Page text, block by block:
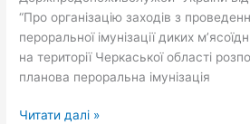
“Про організацію заходів з
пероральної імунізації диких
на території Черкаської області
планова пероральна імунізація
Читати далі »